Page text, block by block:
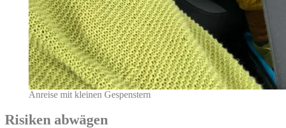
Anreise mit kleinen Gespenstern
Risiken abwägen